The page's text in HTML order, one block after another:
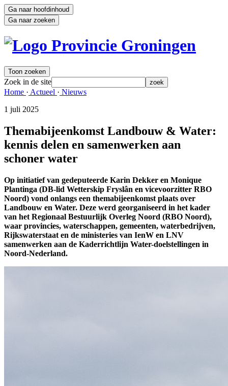
Ga naar hoofdinhoud
Ga naar zoeken
Toon zoeken
Zoek in de site zoek
Home · Actueel · Nieuws
1 juli 2025
Themabijeenkomst Landbouw & Water:
kennis delen en samenwerken aan
schoner water
Op initiatief van gedeputeerde Karin Dekker en Monique
Plantinga (DB-lid Wetterskip Fryslân en vicevoorzitter RBO
Noord) vond onlangs een themabijeenkomst plaats over
Landbouw en Water. Deze werd georganiseerd in het kader
van het Regionaal Bestuurlijk Overleg Noord (RBO Noord),
waar provincies, waterschappen, gemeenten, waterbedrijven,
Rijkswaterstaat en de ministeries van IenW en LNV
samenwerken aan de Kaderrichtlijn Water-doelstellingen in
Noord-Nederland.